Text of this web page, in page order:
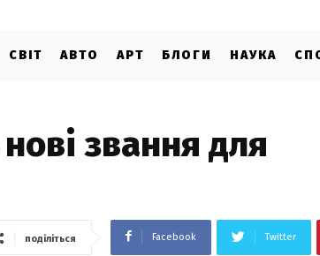
СВІТ АВТО АРТ БЛОГИ НАУКА
звання для
поділіться Facebook Twitter